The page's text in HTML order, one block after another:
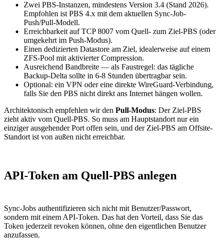
Zwei PBS-Instanzen, mindestens Version 3.4 (Stand 2026).
Empfohlen ist PBS 4.x mit dem aktuellen Sync-Job-
Push/Pull-Modell.
Erreichbarkeit auf TCP 8007 vom Quell- zum Ziel-PBS (oder
umgekehrt im Push-Modus).
Einen dedizierten Datastore am Ziel, idealerweise auf einem
ZFS-Pool mit aktivierter Compression.
Ausreichend Bandbreite — als Faustregel: das tägliche
Backup-Delta sollte in 6-8 Stunden übertragbar sein.
Optional: ein VPN oder eine direkte WireGuard-Verbindung,
falls Sie den PBS nicht direkt ans Internet hängen wollen.
Architektonisch empfehlen wir den Pull-Modus: Der Ziel-PBS
zieht aktiv vom Quell-PBS. So muss am Hauptstandort nur ein
einziger ausgehender Port offen sein, und der Ziel-PBS am Offsite-
Standort ist von außen nicht erreichbar.
API-Token am Quell-PBS anlegen
Sync-Jobs authentifizieren sich nicht mit Benutzer/Passwort,
sondern mit einem API-Token. Das hat den Vorteil, dass Sie das
Token jederzeit revoken können, ohne den eigentlichen Benutzer
anzufassen.